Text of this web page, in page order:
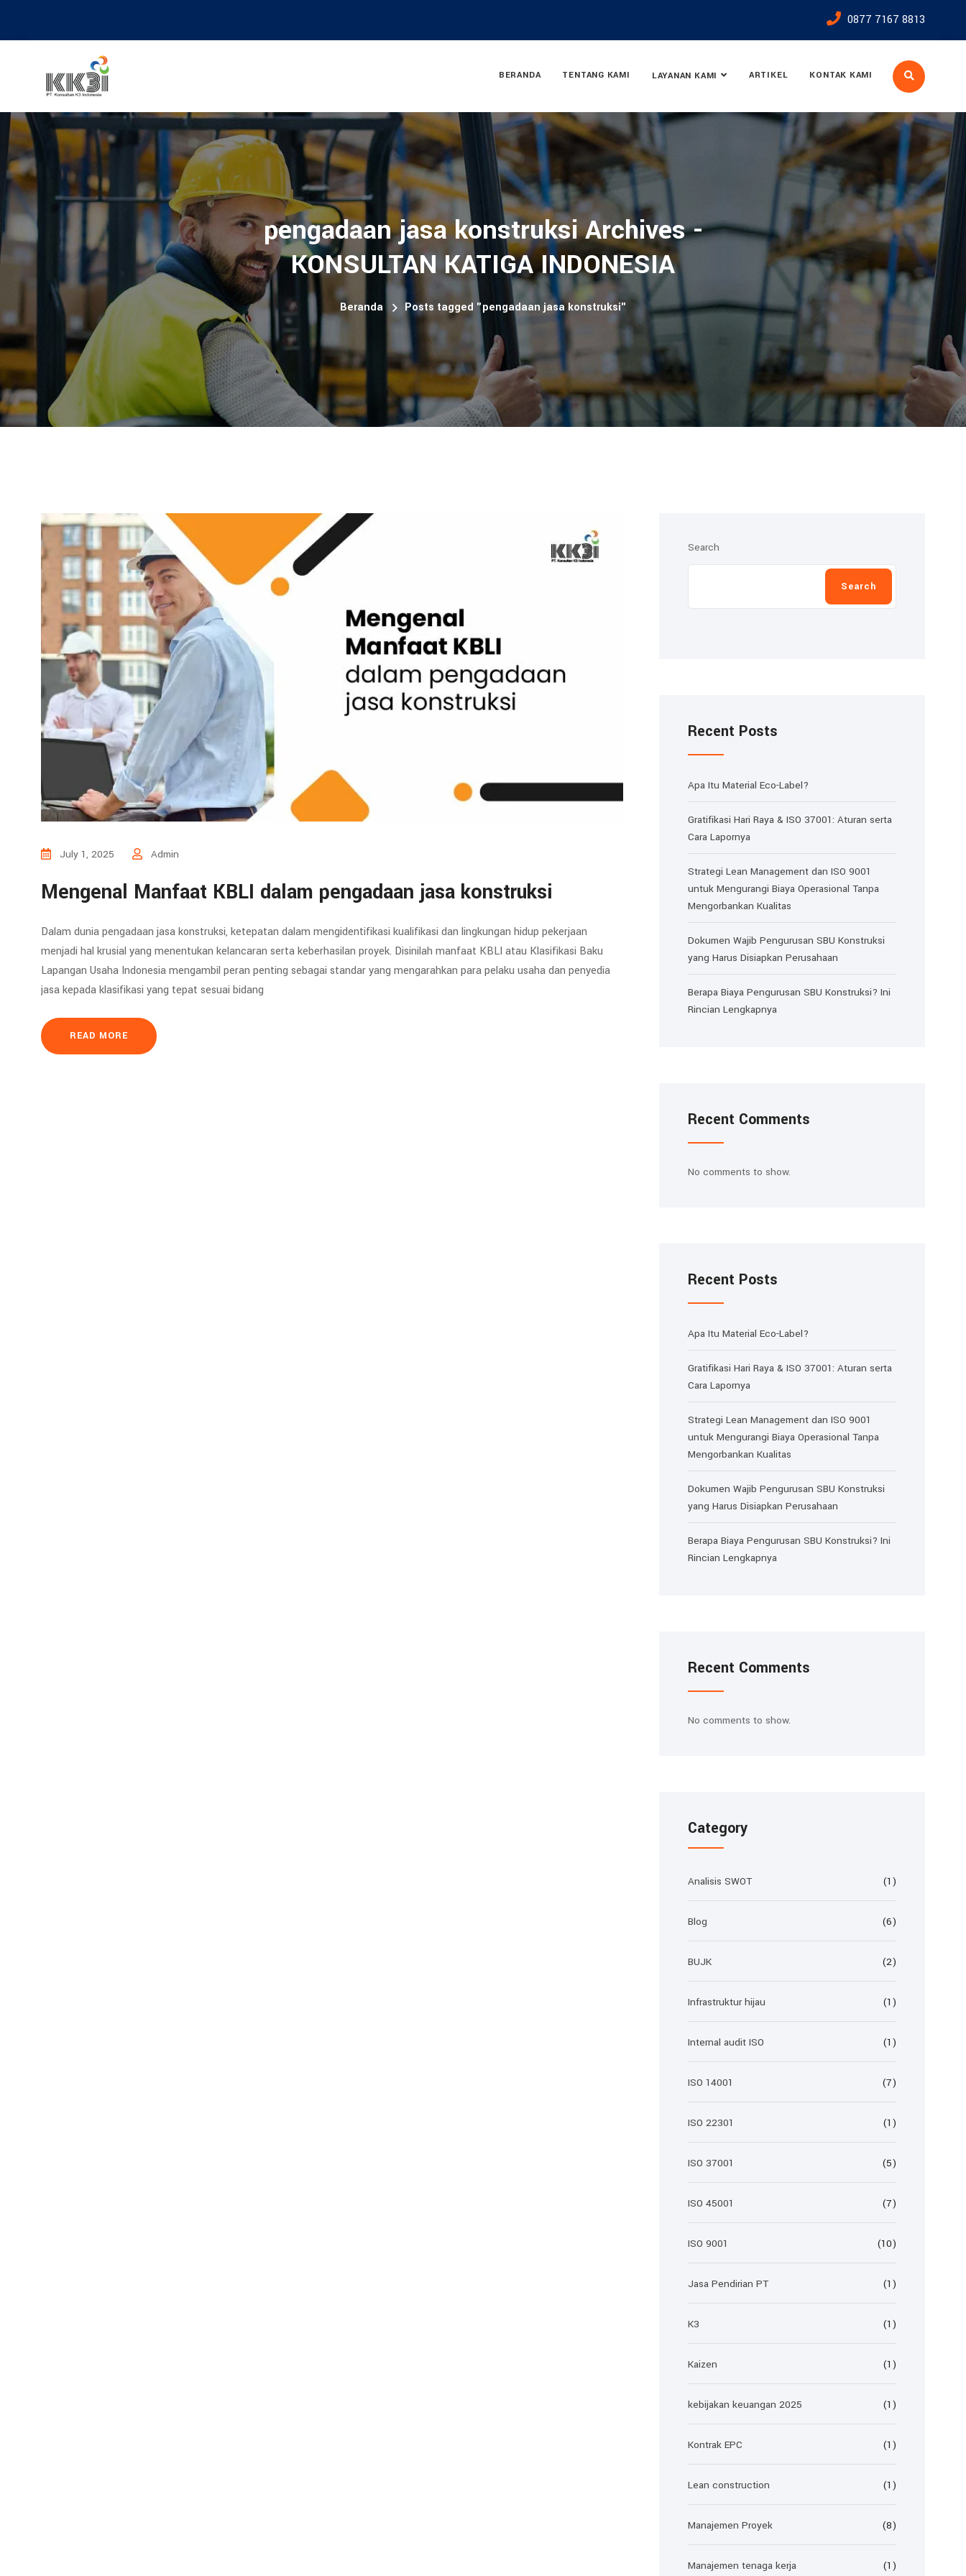
0877 7167 8813
BERANDA TENTANG KAMI LAYANAN KAMI ARTIKEL KONTAK KAMI
pengadaan jasa konstruksi Archives -
KONSULTAN KATIGA INDONESIA
Beranda Posts tagged "pengadaan jasa konstruksi"
July 1, 2025 Admin
Mengenal Manfaat KBLI dalam pengadaan jasa konstruksi
Dalam dunia pengadaan jasa konstruksi, ketepatan dalam mengidentifikasi kualifikasi dan lingkungan hidup pekerjaan
menjadi hal krusial yang menentukan kelancaran serta keberhasilan proyek. Disinilah manfaat KBLI atau Klasifikasi Baku
Lapangan Usaha Indonesia mengambil peran penting sebagai standar yang mengarahkan para pelaku usaha dan penyedia
jasa kepada klasifikasi yang tepat sesuai bidang
READ MORE
Search
Search
Recent Posts
Apa Itu Material Eco-Label?
Gratifikasi Hari Raya & ISO 37001: Aturan serta
Cara Lapornya
Strategi Lean Management dan ISO 9001
untuk Mengurangi Biaya Operasional Tanpa
Mengorbankan Kualitas
Dokumen Wajib Pengurusan SBU Konstruksi
yang Harus Disiapkan Perusahaan
Berapa Biaya Pengurusan SBU Konstruksi? Ini
Rincian Lengkapnya
Recent Comments
No comments to show.
Recent Posts
Apa Itu Material Eco-Label?
Gratifikasi Hari Raya & ISO 37001: Aturan serta
Cara Lapornya
Strategi Lean Management dan ISO 9001
untuk Mengurangi Biaya Operasional Tanpa
Mengorbankan Kualitas
Dokumen Wajib Pengurusan SBU Konstruksi
yang Harus Disiapkan Perusahaan
Berapa Biaya Pengurusan SBU Konstruksi? Ini
Rincian Lengkapnya
Recent Comments
No comments to show.
Category
Analisis SWOT (1)
Blog (6)
BUJK (2)
Infrastruktur hijau (1)
Internal audit ISO (1)
ISO 14001 (7)
ISO 22301 (1)
ISO 37001 (5)
ISO 45001 (7)
ISO 9001 (10)
Jasa Pendirian PT (1)
K3 (1)
Kaizen (1)
kebijakan keuangan 2025 (1)
Kontrak EPC (1)
Lean construction (1)
Manajemen Proyek (8)
Manajemen tenaga kerja (1)